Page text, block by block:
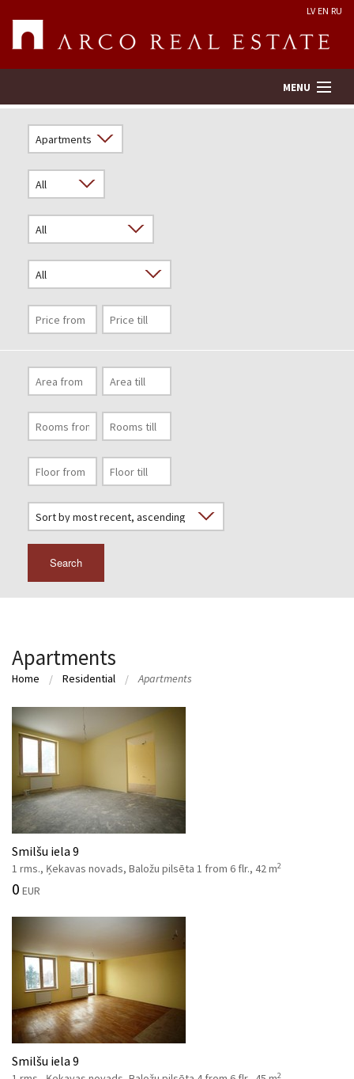
LV EN RU
MENU
Real Estate Valuation
Company
Services
Contacts
Search
Apartments
Home Residential Apartments
Smilšu iela 9
1 rms., Ķekavas novads, Baložu pilsēta 1 from 6 flr., 42 m2
0 EUR
Smilšu iela 9
2